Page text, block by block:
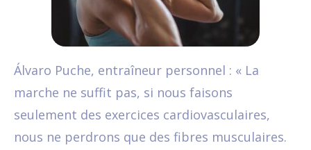
Álvaro Puche, entraîneur personnel : « La
marche ne suffit pas, si nous faisons
seulement des exercices cardiovasculaires,
nous ne perdrons que des fibres musculaires.